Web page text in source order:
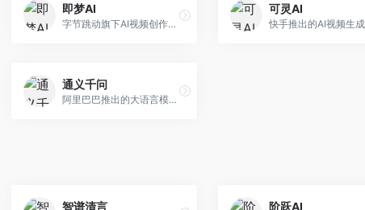
即梦AI
字节跳动旗下AI视频创作平台，支持多模态内容生成。面向内容创作者和营销人员，提供文生视频、图生视频、智能剪辑等功能，中文理解能力强，创作效率高。
可灵AI
通义千问
阿里巴巴推出的大语言模型平台，提供对话问答、文档处理、图像理解、代码编写等全方位AI服务。面向企业用户和个人开发者，集成阿里云生态，支持多模态交互，企业级安全保障。
智谱清言 阶跃AI